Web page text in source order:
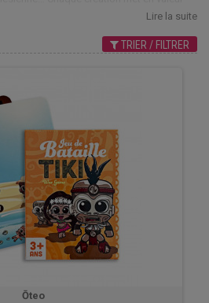
le savoir-faire du Fenua pour partager des
Lire la suite
TRIER / FILTRER
Ōteo